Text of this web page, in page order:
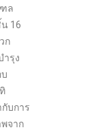
ล
16
ก
ำรุง
บการ
จาก